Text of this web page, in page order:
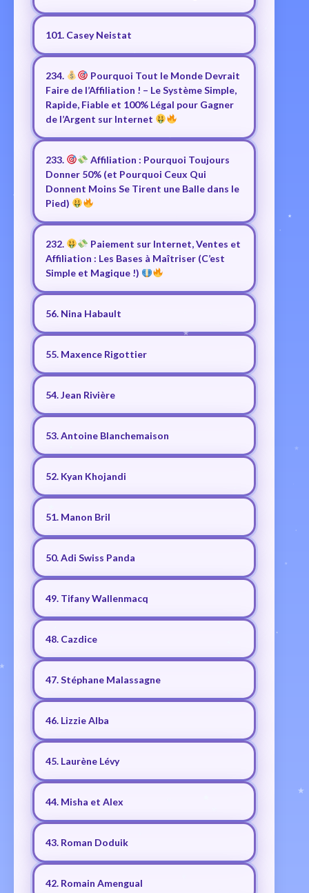
101. Casey Neistat
234.
Pourquoi Tout le Monde Devrait
Faire de l’Affiliation ! – Le Système Simple,
Rapide, Fiable et 100% Légal pour Gagner
de l’Argent sur Internet
233.
Affiliation : Pourquoi Toujours
Donner 50% (et Pourquoi Ceux Qui
Donnent Moins Se Tirent une Balle dans le
Pied)
232.
Paiement sur Internet, Ventes et
Affiliation : Les Bases à Maîtriser (C’est
Simple et Magique !)
56. Nina Habault
55. Maxence Rigottier
54. Jean Rivière
53. Antoine Blanchemaison
52. Kyan Khojandi
51. Manon Bril
50. Adi Swiss Panda
49. Tifany Wallenmacq
48. Cazdice
47. Stéphane Malassagne
46. Lizzie Alba
45. Laurène Lévy
44. Misha et Alex
43. Roman Doduik
42. Romain Amengual